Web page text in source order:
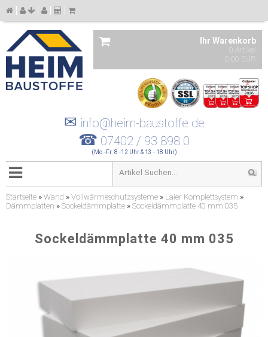
Ihr Warenkorb
0 Artikel
0,00 EUR
✉ info@heim-baustoffe.de
☎ 07402 / 93 898 0
(Mo.-Fr. 8 -12 Uhr & 13 - 18 Uhr)
Startseite » Wand » Vollwärmeschutzsysteme » Laier Komplettsystem »
Dämmplatten » Sockeldämmplatte » Sockeldämmplatte 40 mm 035
Sockeldämmplatte 40 mm 035